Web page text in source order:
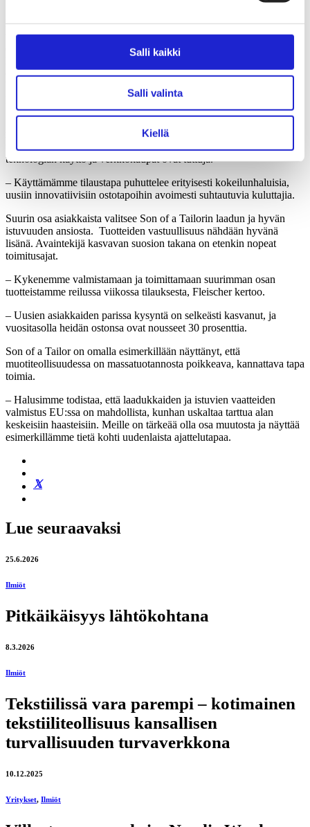
Salli kaikki
Salli valinta
Kiellä
Mutta muutos ei synny vain alan sisältä. Tarvitaan myös poliittista
tahtoa. Brändin kotimaassa Tanskassa päättäjät ovat jo heränneet on
demand -tuotannon eduille, ja Son of a Tailorin liiketoimintamalli on
edistymistä kestävän kehityksen tavoitteiden saavuttamisessa.
Myös asiakkaat tuntuvat omaksuneen uudenlaisen tavan kuluttaa
muotia. Suurin osa Son of a Tailorin asiakkaista koostuu laadukkaita
vaatteita arvostavista 30–50-vuotiaista kaupunkilaisista, joille
teknologian käyttö ja verkkokaupat ovat tuttuja.
– Käyttämämme tilaustapa puhuttelee erityisesti kokeilunhaluisia,
uusiin innovatiivisiin ostotapoihin avoimesti suhtautuvia kuluttajia.
Suurin osa asiakkaista valitsee Son of a Tailorin laadun ja hyvän
istuvuuden ansiosta. Tuotteiden vastuullisuus nähdään hyvänä
lisänä. Avaintekijä kasvavan suosion takana on etenkin nopeat
toimitusajat.
– Kykenemme valmistamaan ja toimittamaan suurimman osan
tuotteistamme reilussa viikossa tilauksesta, Fleischer kertoo.
– Uusien asiakkaiden parissa kysyntä on selkeästi kasvanut, ja
vuositasolla heidän ostonsa ovat nousseet 30 prosenttia.
Son of a Tailor on omalla esimerkillään näyttänyt, että
muotiteollisuudessa on massatuotannosta poikkeava, kannattava tapa
toimia.
– Halusimme todistaa, että laadukkaiden ja istuvien vaatteiden
valmistus EU:ssa on mahdollista, kunhan uskaltaa tarttua alan
keskeisiin haasteisiin. Meille on tärkeää olla osa muutosta ja näyttää
esimerkillämme tietä kohti uudenlaista ajattelutapaa.
Lue seuraavaksi
25.6.2026
Ilmiöt
Pitkäikäisyys lähtökohtana
8.3.2026
Ilmiöt
Tekstiilissä vara parempi – kotimainen
tekstiiliteollisuus kansallisen
turvallisuuden turvaverkkona
10.12.2025
Yritykset, Ilmiöt